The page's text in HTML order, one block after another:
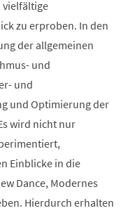
vielfältige
zu erproben. In den
der allgemeinen
und
und
und Optimierung der
wird nicht nur
Einblicke in die
Dance, Modernes
Hierdurch erhalten